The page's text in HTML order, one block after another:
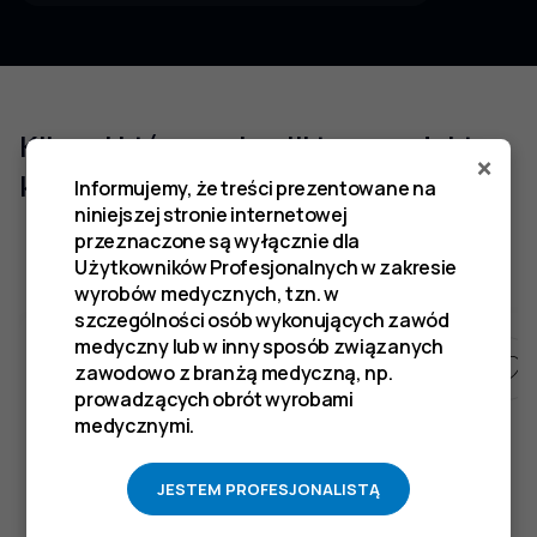
Klienci którzy zakupili ten produkt
kupili również
×
Informujemy, że treści prezentowane na
niniejszej stronie internetowej
przeznaczone są wyłącznie dla
Użytkowników Profesjonalnych w zakresie
wyrobów medycznych, tzn. w
szczególności osób wykonujących zawód
medyczny lub w inny sposób związanych
zawodowo z branżą medyczną, np.
prowadzących obrót wyrobami
medycznymi.
JESTEM PROFESJONALISTĄ